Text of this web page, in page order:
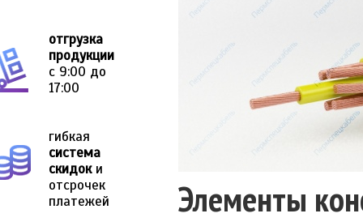
отгрузка
продукции
с 9:00 до
17:00
гибкая
система
скидоки
отсрочек
платежей
Элементы